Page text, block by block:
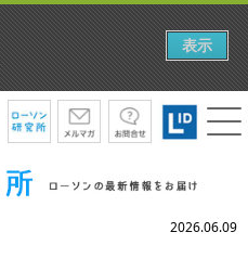
2026.06.09
表示